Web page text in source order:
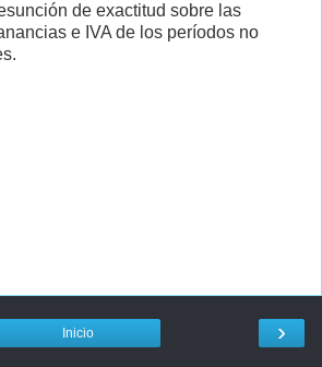
de exactitud sobre las
e IVA de los períodos no
›
Inicio